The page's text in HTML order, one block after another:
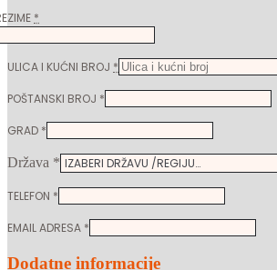
*
ULICA I KUĆNI BROJ *
POŠTANSKI BROJ *
GRAD *
Država *
TELEFON *
EMAIL ADRESA *
Dodatne informacije